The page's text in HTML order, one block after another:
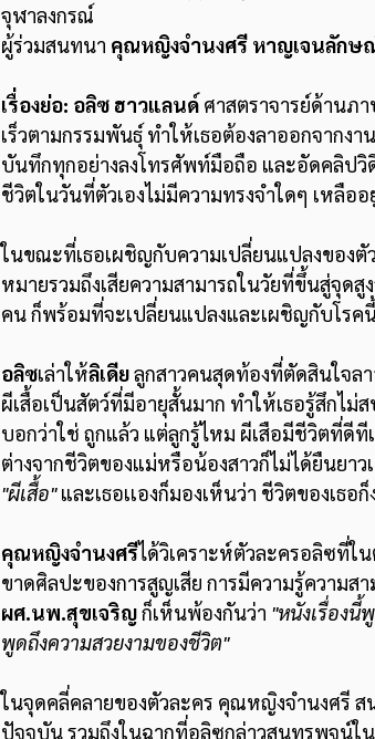
จุฬาลงกรณ์
ผู้ร่วมสนทนา คุณหญิงจำนงศรี หาญเจนลักษ
เรื่องย่อ: อลิซ ฮาวแลนด์ ศาสตราจารย์ด้านภ
เร็วตามกรรมพันธุ์ ทำให้เธอต้องลาออกจากง
บันทึกทุกอย่างลงโทรศัพท์มือถือ และอัดคลิปวิ
ชีวิตในวันที่ตัวเองไม่มีความทรงจำใดๆ เหลืออ
ในขณะที่เธอเผชิญกับความเปลี่ยนแปลงของ
หมายรวมถึงเสียความสามารถในวัยที่ขึ้นสู่จุด
คน ก็พร้อมที่จะเปลี่ยนแปลงและเผชิญกับโรค
อลิซเล่าให้ลิเดีย ลูกสาวคนสุดท้องที่ตัดสินใจล
ผีเสื้อเป็นสัตว์ที่มีอายุสั้นมาก ทำให้เธอรู้สึกไม่
บอกว่าใช่ ถูกแล้ว แต่ลูกรู้ไหม ผีเสือมีชีวิตที่ดี
ต่างจากชีวิตของแม่หรือน้องสาวก็ไม่ได้ยืนยา
"ผีเสื้อ" และเธอเเองก็มองเห็นว่า ชีวิตของเธอ
คุณหญิงจำนงศรีได้วิเคราะห์ตัวละครอลิซที่ใ
ขาดศิลปะของการสูญเสีย การมีความรู้ความ
ผศ.นพ.สุขเจริญ ก็เห็นพ้องกันว่า "หนังเรื่องนี้
พูดถึงความสวยงามของชีวิต"
ในจุดคลี่คลายของตัวละคร คุณหญิงจำนงศรี ส
ปัจจุบัน รวมถึงในฉากที่อลิซกล่าวสุนทรพจน์ใ